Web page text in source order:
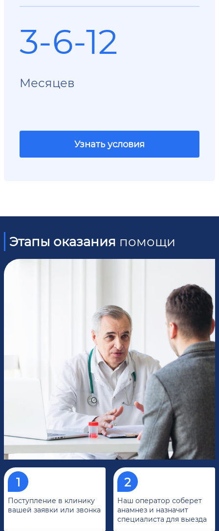
3-6-12
Месяцев
Узнать условия
Этапы оказания помощи
Поступление в клинику
вашей заявки или звонка
Наш оператор соберет
анамнез и назначит
специалиста для выезда